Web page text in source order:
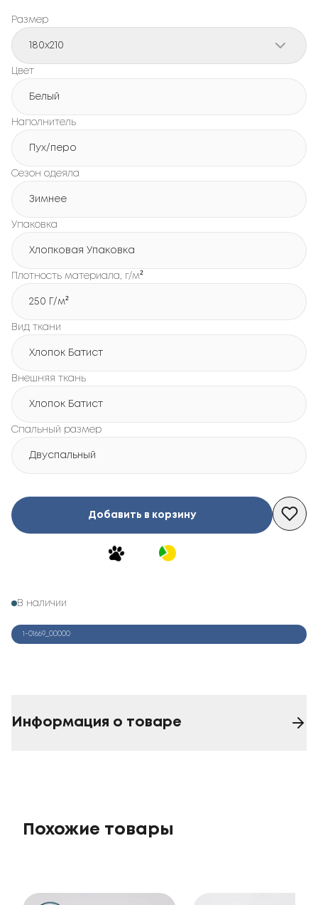
Размер
180x210
Цвет
Белый
Наполнитель
Пух/перо
Сезон одеяла
Зимнее
Упаковка
Хлопковая Упаковка
Плотность материала, г/м²
250 Г/м²
Вид ткани
Хлопок Батист
Внешняя ткань
Хлопок Батист
Спальный размер
Двуспальный
Добавить в корзину
В наличии
1-01669_00000
Информация о товаре
Похожие товары